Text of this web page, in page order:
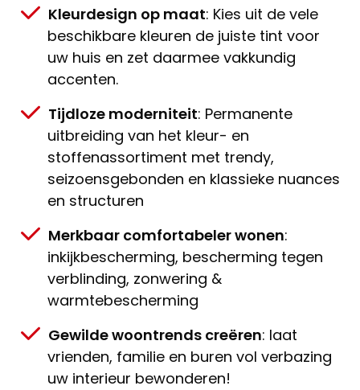
Kleurdesign op maat: Kies uit de vele
beschikbare kleuren de juiste tint voor
uw huis en zet daarmee vakkundig
accenten.
Tijdloze moderniteit: Permanente
uitbreiding van het kleur- en
stoffenassortiment met trendy,
seizoensgebonden en klassieke nuances
en structuren
Merkbaar comfortabeler wonen:
inkijkbescherming, bescherming tegen
verblinding, zonwering &
warmtebescherming
Gewilde woontrends creëren: laat
vrienden, familie en buren vol verbazing
uw interieur bewonderen!